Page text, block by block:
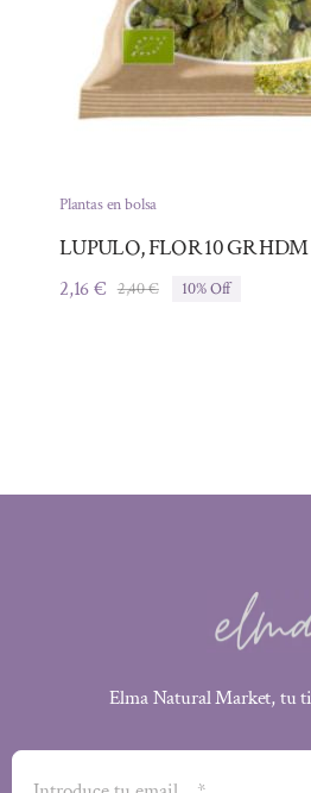
Plantas en bolsa
LUPULO, FLOR 10 GR HDM
2,40€El
2,16€
El
10% Off
Elma Natural Market, tu